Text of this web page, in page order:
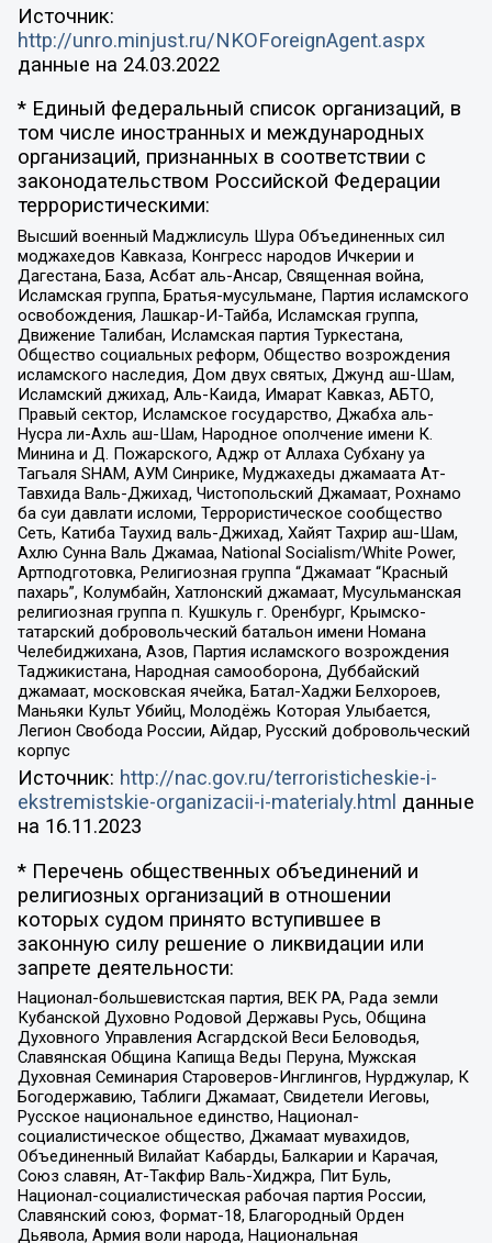
Источник:
http://unro.minjust.ru/NKOForeignAgent.aspx
данные на 24.03.2022
* Единый федеральный список организаций, в
том числе иностранных и международных
организаций, признанных в соответствии с
законодательством Российской Федерации
террористическими:
Высший военный Маджлисуль Шура Объединенных сил
моджахедов Кавказа, Конгресс народов Ичкерии и
Дагестана, База, Асбат аль-Ансар, Священная война,
Исламская группа, Братья-мусульмане, Партия исламского
освобождения, Лашкар-И-Тайба, Исламская группа,
Движение Талибан, Исламская партия Туркестана,
Общество социальных реформ, Общество возрождения
исламского наследия, Дом двух святых, Джунд аш-Шам,
Исламский джихад, Аль-Каида, Имарат Кавказ, АБТО,
Правый сектор, Исламское государство, Джабха аль-
Нусра ли-Ахль аш-Шам, Народное ополчение имени К.
Минина и Д. Пожарского, Аджр от Аллаха Субхану уа
Тагьаля SHAM, АУМ Синрике, Муджахеды джамаата Ат-
Тавхида Валь-Джихад, Чистопольский Джамаат, Рохнамо
ба суи давлати исломи, Террористическое сообщество
Сеть, Катиба Таухид валь-Джихад, Хайят Тахрир аш-Шам,
Ахлю Сунна Валь Джамаа, National Socialism/White Power,
Артподготовка, Религиозная группа “Джамаат “Красный
пахарь”, Колумбайн, Хатлонский джамаат, Мусульманская
религиозная группа п. Кушкуль г. Оренбург, Крымско-
татарский добровольческий батальон имени Номана
Челебиджихана, Азов, Партия исламского возрождения
Таджикистана, Народная самооборона, Дуббайский
джамаат, московская ячейка, Батал-Хаджи Белхороев,
Маньяки Культ Убийц, Молодёжь Которая Улыбается,
Легион Свобода России, Айдар, Русский добровольческий
корпус
Источник: http://nac.gov.ru/terroristicheskie-i-
ekstremistskie-organizacii-i-materialy.html данные
на 16.11.2023
* Перечень общественных объединений и
религиозных организаций в отношении
которых судом принято вступившее в
законную силу решение о ликвидации или
запрете деятельности:
Национал-большевистская партия, ВЕК РА, Рада земли
Кубанской Духовно Родовой Державы Русь, Община
Духовного Управления Асгардской Веси Беловодья,
Славянская Община Капища Веды Перуна, Мужская
Духовная Семинария Староверов-Инглингов, Нурджулар, К
Богодержавию, Таблиги Джамаат, Свидетели Иеговы,
Русское национальное единство, Национал-
социалистическое общество, Джамаат мувахидов,
Объединенный Вилайат Кабарды, Балкарии и Карачая,
Союз славян, Ат-Такфир Валь-Хиджра, Пит Буль,
Национал-социалистическая рабочая партия России,
Славянский союз, Формат-18, Благородный Орден
Дьявола, Армия воли народа, Национальная